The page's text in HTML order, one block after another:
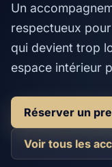
Un
respectueux
qui devient trop
espace intérieur
Réserver un
Voir tous les